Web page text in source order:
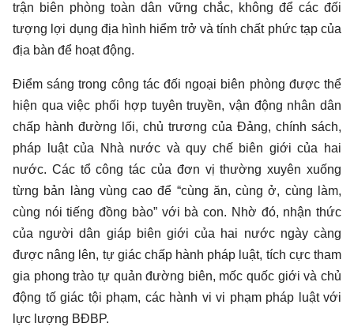
trận biên phòng toàn dân vững chắc, không để các đối
tượng lợi dụng địa hình hiểm trở và tính chất phức tạp của
địa bàn để hoạt động.
Điểm sáng trong công tác đối ngoại biên phòng được thể
hiện qua việc phối hợp tuyên truyền, vận động nhân dân
chấp hành đường lối, chủ trương của Đảng, chính sách,
pháp luật của Nhà nước và quy chế biên giới của hai
nước. Các tổ công tác của đơn vị thường xuyên xuống
từng bản làng vùng cao để “cùng ăn, cùng ở, cùng làm,
cùng nói tiếng đồng bào” với bà con. Nhờ đó, nhận thức
của người dân giáp biên giới của hai nước ngày càng
được nâng lên, tự giác chấp hành pháp luật, tích cực tham
gia phong trào tự quản đường biên, mốc quốc giới và chủ
động tố giác tội phạm, các hành vi vi phạm pháp luật với
lực lượng BĐBP.